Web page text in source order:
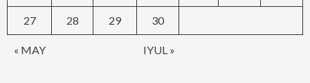
« MAY IYUL »
27 28 29 30